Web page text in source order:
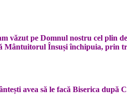
văzut pe Domnul nostru cel plin
Însuși închipuia, prin
avea să le facă Biserica după